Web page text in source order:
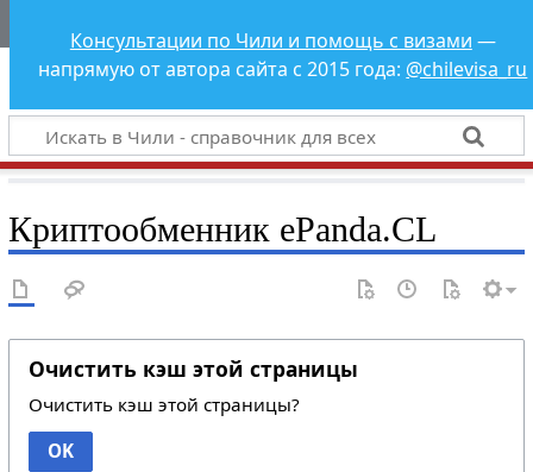
Чили - справочник
для всех
Консультации по Чили и помощь с визами —
напрямую от автора сайта с 2015 года: @chilevisa_ru
Криптообменник ePanda.CL
Очистить кэш этой страницы
Очистить кэш этой страницы?
OK